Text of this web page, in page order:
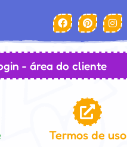
- área do cliente
Termos de uso